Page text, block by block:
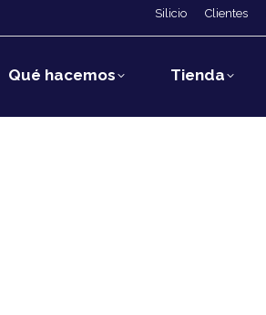
Silicio Clientes
Qué hacemos Tienda